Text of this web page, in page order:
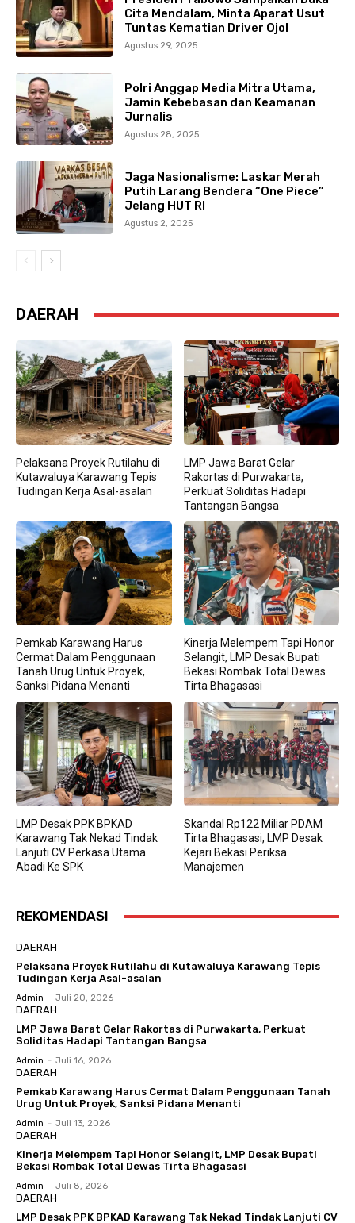
Cita Mendalam, Minta Aparat Usut
Tuntas Kematian Driver Ojol
Agustus 29, 2025
Polri Anggap Media Mitra Utama,
Jamin Kebebasan dan Keamanan
Jurnalis
Agustus 28, 2025
Jaga Nasionalisme: Laskar Merah
Putih Larang Bendera “One Piece”
Jelang HUT RI
Agustus 2, 2025
DAERAH
Pelaksana Proyek Rutilahu di
Kutawaluya Karawang Tepis
Tudingan Kerja Asal-asalan
LMP Jawa Barat Gelar
Rakortas di Purwakarta,
Perkuat Soliditas Hadapi
Tantangan Bangsa
Pemkab Karawang Harus
Cermat Dalam Penggunaan
Tanah Urug Untuk Proyek,
Sanksi Pidana Menanti
Kinerja Melempem Tapi Honor
Selangit, LMP Desak Bupati
Bekasi Rombak Total Dewas
Tirta Bhagasasi
LMP Desak PPK BPKAD
Karawang Tak Nekad Tindak
Lanjuti CV Perkasa Utama
Abadi Ke SPK
Skandal Rp122 Miliar PDAM
Tirta Bhagasasi, LMP Desak
Kejari Bekasi Periksa
Manajemen
REKOMENDASI
DAERAH
Pelaksana Proyek Rutilahu di Kutawaluya Karawang Tepis
Tudingan Kerja Asal-asalan
Admin - Juli 20, 2026
DAERAH
LMP Jawa Barat Gelar Rakortas di Purwakarta, Perkuat
Soliditas Hadapi Tantangan Bangsa
Admin - Juli 16, 2026
DAERAH
Pemkab Karawang Harus Cermat Dalam Penggunaan Tanah
Urug Untuk Proyek, Sanksi Pidana Menanti
Admin - Juli 13, 2026
DAERAH
Kinerja Melempem Tapi Honor Selangit, LMP Desak Bupati
Bekasi Rombak Total Dewas Tirta Bhagasasi
Admin - Juli 8, 2026
DAERAH
LMP Desak PPK BPKAD Karawang Tak Nekad Tindak Lanjuti CV